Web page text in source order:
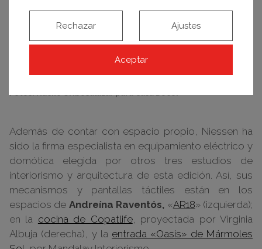
Fotos: Nacho Uribesalazar para Casa Decor
Además de contar con espacio propio, Niessen ha
sido la firma especialista en equipamiento eléctrico y
domótica elegida por otros tres estudios de
interiorismo y arquitectura de esta edición. Así, sus
mecanismos y pantallas táctiles están en los
espacios de Andreína Raventós, «AR18» (izquierda);
en la cocina de Copatlife, proyectada por Virginia
Albuja (derecha), y la entrada «Oasis» de Mármoles
Aceptar
Rechazar Ajustes